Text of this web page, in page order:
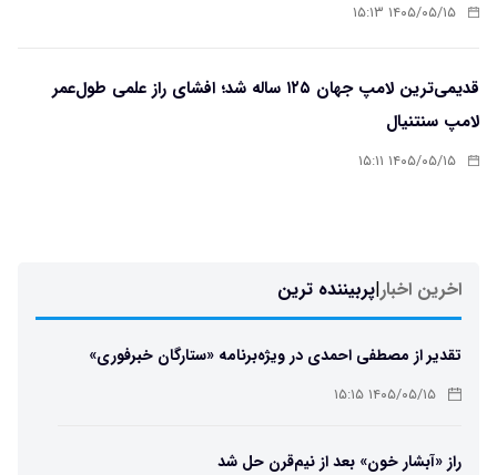
۱۴۰۵/۰۵/۱۵ ۱۵:۱۳
قدیمی‌ترین لامپ جهان ۱۲۵ ساله شد؛ افشای راز علمی طول‌عمر
لامپ سنتنیال
۱۴۰۵/۰۵/۱۵ ۱۵:۱۱
اخرین اخبار|پربیننده ترین
تقدیر از مصطفی احمدی در ویژه‌برنامه «ستارگان خبرفوری»
۱۴۰۵/۰۵/۱۵ ۱۵:۱۵
راز «آبشار خون» بعد از نیم‌قرن حل شد